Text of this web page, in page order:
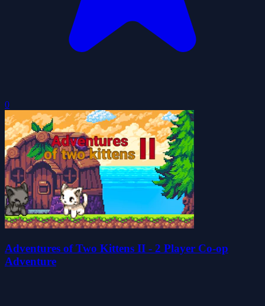
0
Adventures of Two Kittens II - 2 Player Co-op
Adventure